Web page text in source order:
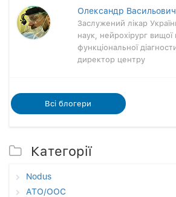
Олександр
Заслужений лікар
наук, нейрохірург вищої
функціональної
директор центру
Всi блогери
Категорії
Nodus
АТО/ООС